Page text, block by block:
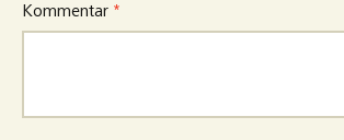
Kommentar *